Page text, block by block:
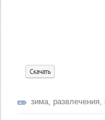
Скачать
зима, развлечения,